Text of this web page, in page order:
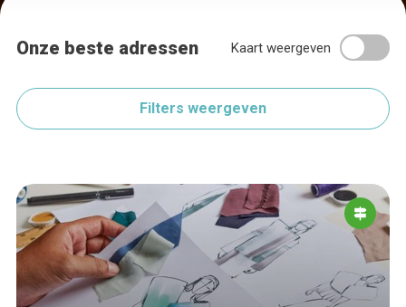
Onze beste adressen Kaart weergeven
Filters weergeven